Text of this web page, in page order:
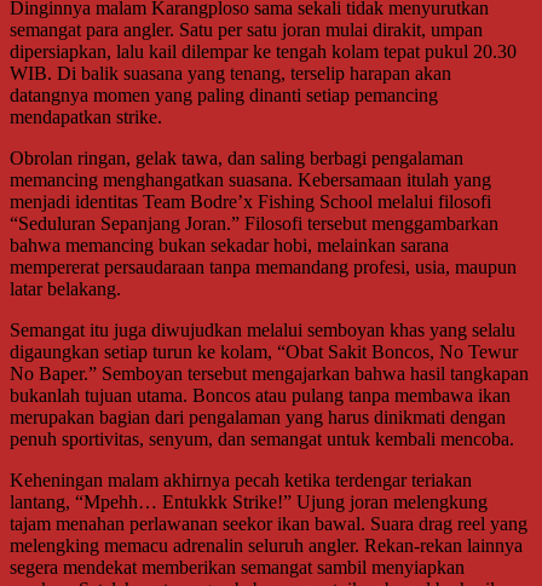
Dinginnya malam Karangploso sama sekali tidak menyurutkan
semangat para angler. Satu per satu joran mulai dirakit, umpan
dipersiapkan, lalu kail dilempar ke tengah kolam tepat pukul 20.30
WIB. Di balik suasana yang tenang, terselip harapan akan
datangnya momen yang paling dinanti setiap pemancing
mendapatkan strike.
Obrolan ringan, gelak tawa, dan saling berbagi pengalaman
memancing menghangatkan suasana. Kebersamaan itulah yang
menjadi identitas Team Bodre’x Fishing School melalui filosofi
“Seduluran Sepanjang Joran.” Filosofi tersebut menggambarkan
bahwa memancing bukan sekadar hobi, melainkan sarana
mempererat persaudaraan tanpa memandang profesi, usia, maupun
latar belakang.
Semangat itu juga diwujudkan melalui semboyan khas yang selalu
digaungkan setiap turun ke kolam, “Obat Sakit Boncos, No Tewur
No Baper.” Semboyan tersebut mengajarkan bahwa hasil tangkapan
bukanlah tujuan utama. Boncos atau pulang tanpa membawa ikan
merupakan bagian dari pengalaman yang harus dinikmati dengan
penuh sportivitas, senyum, dan semangat untuk kembali mencoba.
Keheningan malam akhirnya pecah ketika terdengar teriakan
lantang, “Mpehh… Entukkk Strike!” Ujung joran melengkung
tajam menahan perlawanan seekor ikan bawal. Suara drag reel yang
melengking memacu adrenalin seluruh angler. Rekan-rekan lainnya
segera mendekat memberikan semangat sambil menyiapkan